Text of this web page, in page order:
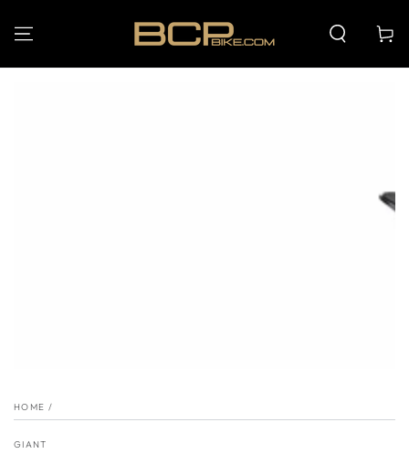
CONTENUTO
Carello
HOME /
GIANT